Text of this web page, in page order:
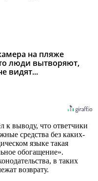
на пляже
люди вытворяют,
видят...
к выводу, что ответчики
средства без каких-
языке такая
обогащение».
в таких
возврату.